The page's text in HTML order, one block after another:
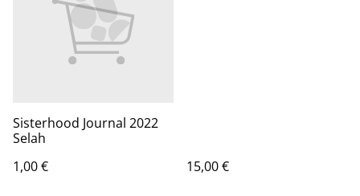
Sisterhood Journal 2022
Selah
1,00 €
15,00 €